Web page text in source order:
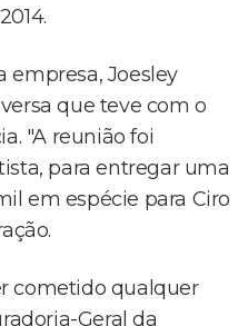
empresa, Joesley
que teve com o
"A reunião foi
para entregar uma
em espécie para Ciro
cometido qualquer
Geral da